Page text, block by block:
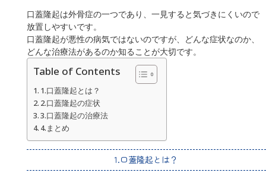
口蓋隆起は外骨症の一つであり、一見すると気づきにくいので
放置しやすいです。
口蓋隆起が悪性の病気ではないのですが、どんな症状なのか、
どんな治療法があるのか知ることが大切です。
Table of Contents
1.口蓋隆起とは？
2.口蓋隆起の症状
3.口蓋隆起の治療法
4.まとめ
1.口蓋隆起とは？